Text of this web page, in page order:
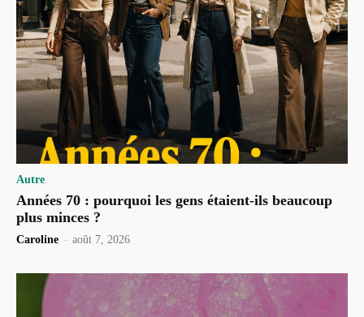
Autre
Années 70 : pourquoi les gens étaient-ils beaucoup
plus minces ?
Caroline - août 7, 2026